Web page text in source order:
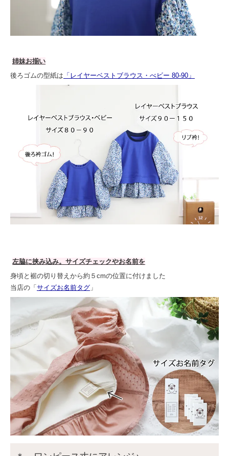
姉妹お揃い
後ろゴムの型紙は 「レイヤーベストブラウス・べビー 80-90」
左脇に挟み込み。サイズチェックやお名前を
身頃と裾の切り替えから約５cmの位置に付けました
当店の「サイズお名前タグ 」